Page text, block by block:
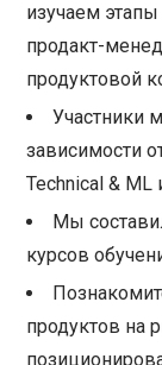
изучаем
продакт-
продуктовой
Участники
зависимости
Technical & ML
Мы
курсов
продуктов на